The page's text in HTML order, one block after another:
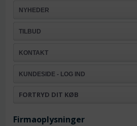
NYHEDER
TILBUD
KONTAKT
KUNDESIDE - LOG IND
FORTRYD DIT KØB
Firmaoplysninger